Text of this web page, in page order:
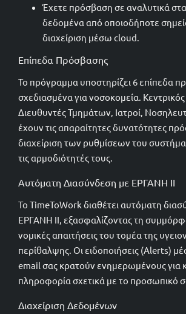
Έχετε πρόσβαση σε αναλυτικά
δεδομένα από οποιοδήποτε
διαχείριση μέσω cloud.
Επίπεδα Πρόσβασης
Το πρόγραμμα υποστηρίζει 6 επίπεδα
σχεδιασμένα για νοσοκομεία. Κεντρικός
Διευθυντές Τμημάτων, Ιατροί,
έχουν τις απαραίτητες δυνατότητες
διαχείριση των ρυθμίσεων του
τις αρμοδιότητές τους.
Αυτόματη Διασύνδεση με ΕΡΓΑΝΗ II
Το TimeToWork διαθέτει αυτόματη
ΕΡΓΑΝΗ II, εξασφαλίζοντας τη
νομικές απαιτήσεις του τομέα της
περίθαλψης. Οι ειδοποιήσεις (Alerts)
email σας κρατούν ενημερωμένους για
πληροφορία σχετικά με το προσωπικό
Διαχείριση Δεδομένων